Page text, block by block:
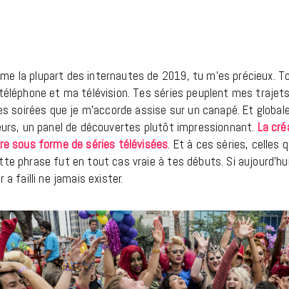
la plupart des internautes de 2019, tu m’es précieux.
et ma télévision. Tes séries peuplent mes
soirées que je m’accorde assise sur un canapé. Et
un panel de découvertes plutôt impressionnant. La
sous forme de séries télévisées. Et à ces séries, celles
phrase fut en tout cas vraie à tes débuts. Si
a failli ne jamais exister.